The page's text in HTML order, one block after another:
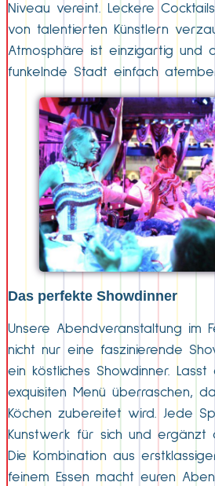
Niveau vereint. Leckere
von talentierten Künstlern
Atmosphäre ist einzigartig und
funkelnde Stadt einfach
Das perfekte Showdinner
Unsere Abendveranstaltung im
nicht nur eine faszinierende
ein köstliches Showdinner.
exquisiten Menü überraschen,
Köchen zubereitet wird. Jede
Kunstwerk für sich und ergänzt
Die Kombination aus
feinem Essen macht euren